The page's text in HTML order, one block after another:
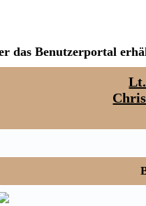
das Benutzerportal